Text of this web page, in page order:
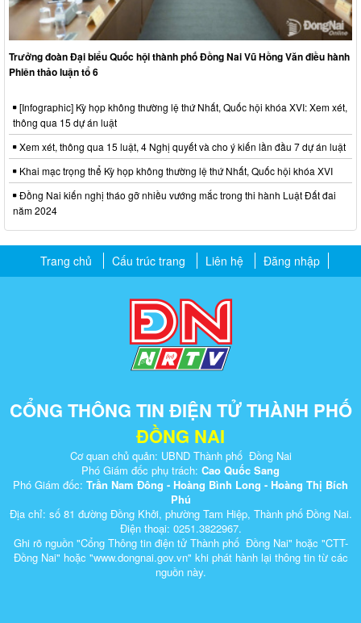
Trưởng đoàn Đại biểu Quốc hội thành phố Đồng Nai Vũ Hồng Văn điều hành
Phiên thảo luận tổ 6
[Infographic] Kỳ họp không thường lệ thứ Nhất, Quốc hội khóa XVI: Xem xét,
thông qua 15 dự án luật
Xem xét, thông qua 15 luật, 4 Nghị quyết và cho ý kiến lần đầu 7 dự án luật
Khai mạc trọng thể Kỳ họp không thường lệ thứ Nhất, Quốc hội khóa XVI
Đồng Nai kiến nghị tháo gỡ nhiều vướng mắc trong thi hành Luật Đất đai
năm 2024
Trang chủ Cấu trúc trang Liên hệ Đăng nhập
CỔNG THÔNG TIN ĐIỆN TỬ THÀNH PHỐ
ĐỒNG NAI
Cơ quan chủ quản: UBND Thành phố Đồng Nai
Phó Giám đốc phụ trách: Cao Quốc Sang
Phó Giám đốc: Trần Nam Đông - Hoàng Bình Long - Hoàng Thị Bích
Phú
Địa chỉ: số 81 đường Đồng Khởi, phường Tam Hiệp, Thành phố Đồng Nai.
Điện thoại: 0251.3822967.
Ghi rõ nguồn "Cổng Thông tin điện tử Thành phố Đồng Nai" hoặc "CTT-
Đồng Nai" hoặc "www.dongnai.g​ov.vn" khi ​phát hành lại thông tin từ các
nguồn này.​